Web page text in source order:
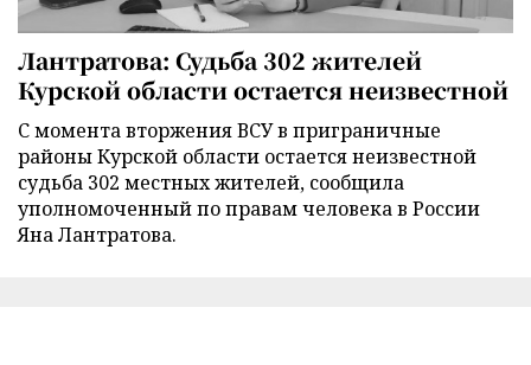
Лантратова: Судьба 302 жителей
Курской области остается неизвестной
С момента вторжения ВСУ в приграничные
районы Курской области остается неизвестной
судьба 302 местных жителей, сообщила
уполномоченный по правам человека в России
Яна Лантратова.